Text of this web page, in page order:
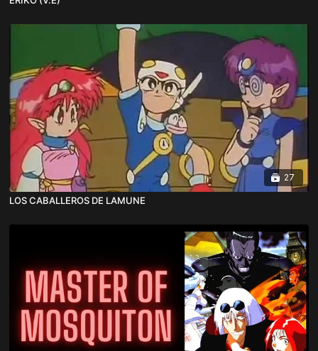
27
LOS CABALLEROS DE LAMUNE